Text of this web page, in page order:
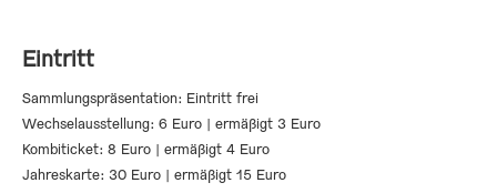
Eintritt
Sammlungspräsentation: Eintritt frei
Wechselausstellung: 6 Euro | ermäßigt 3 Euro
Kombiticket: 8 Euro | ermäßigt 4 Euro
Jahreskarte: 30 Euro | ermäßigt 15 Euro